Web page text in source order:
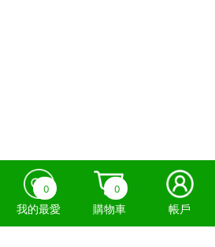
0
我的最愛
0
購物車 帳戶